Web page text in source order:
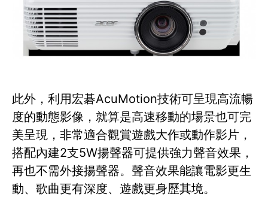
此外，利用宏碁AcuMotion技術可呈現高流暢
度的動態影像，就算是高速移動的場景也可完
美呈現，非常適合觀賞遊戲大作或動作影片，
搭配內建2支5W揚聲器可提供強力聲音效果，
再也不需外接揚聲器。聲音效果能讓電影更生
動、歌曲更有深度、遊戲更身歷其境。